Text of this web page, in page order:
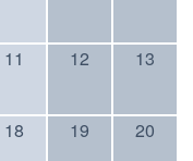
11 12 13
18 19 20